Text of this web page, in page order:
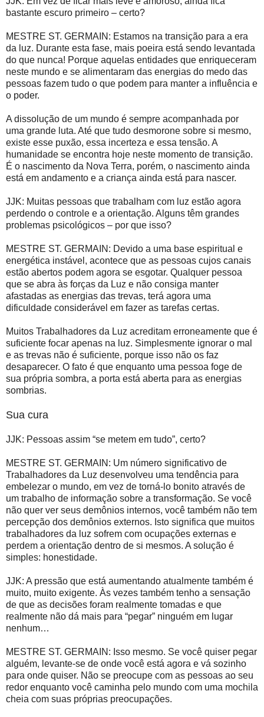
bastante escuro primeiro – certo?
MESTRE ST. GERMAIN: Estamos na transição para a era
da luz. Durante esta fase, mais poeira está sendo levantada
do que nunca! Porque aquelas entidades que enriqueceram
neste mundo e se alimentaram das energias do medo das
pessoas fazem tudo o que podem para manter a influência e
o poder.
A dissolução de um mundo é sempre acompanhada por
uma grande luta. Até que tudo desmorone sobre si mesmo,
existe esse puxão, essa incerteza e essa tensão. A
humanidade se encontra hoje neste momento de transição.
É o nascimento da Nova Terra, porém, o nascimento ainda
está em andamento e a criança ainda está para nascer.
JJK: Muitas pessoas que trabalham com luz estão agora
perdendo o controle e a orientação. Alguns têm grandes
problemas psicológicos – por que isso?
MESTRE ST. GERMAIN: Devido a uma base espiritual e
energética instável, acontece que as pessoas cujos canais
estão abertos podem agora se esgotar. Qualquer pessoa
que se abra às forças da Luz e não consiga manter
afastadas as energias das trevas, terá agora uma
dificuldade considerável em fazer as tarefas certas.
Muitos Trabalhadores da Luz acreditam erroneamente que é
suficiente focar apenas na luz. Simplesmente ignorar o mal
e as trevas não é suficiente, porque isso não os faz
desaparecer. O fato é que enquanto uma pessoa foge de
sua própria sombra, a porta está aberta para as energias
sombrias.
Sua cura
JJK: Pessoas assim “se metem em tudo”, certo?
MESTRE ST. GERMAIN: Um número significativo de
Trabalhadores da Luz desenvolveu uma tendência para
embelezar o mundo, em vez de torná-lo bonito através de
um trabalho de informação sobre a transformação. Se você
não quer ver seus demônios internos, você também não tem
percepção dos demônios externos. Isto significa que muitos
trabalhadores da luz sofrem com ocupações externas e
perdem a orientação dentro de si mesmos. A solução é
simples: honestidade.
JJK: A pressão que está aumentando atualmente também é
muito, muito exigente. Às vezes também tenho a sensação
de que as decisões foram realmente tomadas e que
realmente não dá mais para “pegar” ninguém em lugar
nenhum…
MESTRE ST. GERMAIN: Isso mesmo. Se você quiser pegar
alguém, levante-se de onde você está agora e vá sozinho
para onde quiser. Não se preocupe com as pessoas ao seu
redor enquanto você caminha pelo mundo com uma mochila
cheia com suas próprias preocupações.